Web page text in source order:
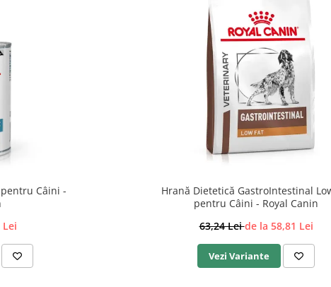
Câini -
Lei
Hrană Dietetică GastroIntestinal
pentru Câini - Royal Canin
63,24 Leide la 58,81 Lei
Vezi Variante